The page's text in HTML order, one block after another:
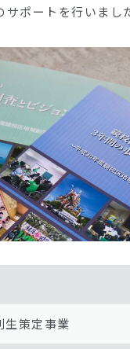
ポートを行いまし
生策定事業